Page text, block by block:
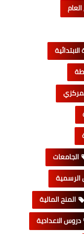
الجامعات
الرسمية
المنح المالية
دروس الاعدادية